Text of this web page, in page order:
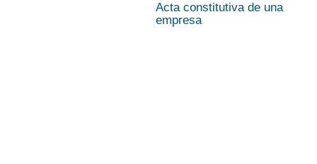
Acta constitutiva de una
empresa